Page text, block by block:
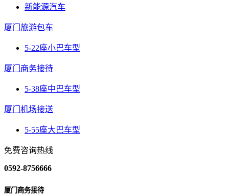
新能源汽车
厦门旅游包车
5-22座小巴车型
厦门商务接待
5-38座中巴车型
厦门机场接送
5-55座大巴车型
免费咨询热线
0592-8756666
厦门商务接待